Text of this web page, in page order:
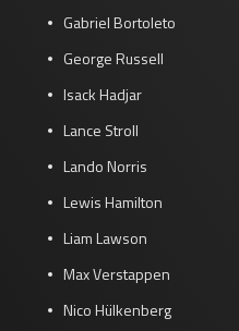
Gabriel Bortoleto
George Russell
Isack Hadjar
Lance Stroll
Lando Norris
Lewis Hamilton
Liam Lawson
Max Verstappen
Nico Hülkenberg